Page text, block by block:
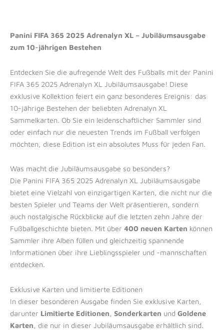
Panini FIFA 365 2025 Adrenalyn XL – Jubiläumsausgabe
zum 10-jährigen Bestehen
Entdecken Sie die aufregende Welt des Fußballs mit der Panini
FIFA 365 2025 Adrenalyn XL Jubiläumsausgabe! Diese
exklusive Kollektion feiert ein ganz besonderes Ereignis: das
10-jährige Bestehen der beliebten Adrenalyn XL
Sammelkarten. Ob Sie ein leidenschaftlicher Sammler sind
oder einfach nur die neuesten Trends im Fußball verfolgen
möchten, diese Edition ist ein absolutes Muss für jeden Fan.
Was macht die Jubiläumsausgabe so besonders?
Die Panini FIFA 365 2025 Adrenalyn XL Jubiläumsausgabe
bietet eine Vielzahl von einzigartigen Karten, die nicht nur die
besten Spieler und Teams der Welt präsentieren, sondern
auch nostalgische Rückblicke auf die letzten zehn Jahre der
Fußballgeschichte bieten. Mit über 400 neuen Karten können
Sammler ihre Alben füllen und gleichzeitig spannende
Informationen über ihre Lieblingsspieler und -mannschaften
entdecken.
Exklusive Karten und limitierte Editionen
In dieser besonderen Ausgabe finden Sie exklusive Karten,
darunter Limitierte Editionen, Sonderkarten und Goldene
Karten, die nur in dieser Jubiläumsausgabe erhältlich sind.